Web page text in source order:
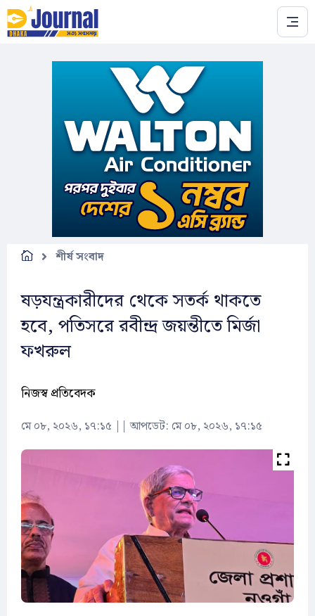
Skip to main content
শীর্ষ সংবাদ
ষড়যন্ত্রকারীদের থেকে সতর্ক থাকতে
হবে, পতিসরে রবীন্দ্র জয়ন্তীতে মির্জা
ফখরুল
নিজস্ব প্রতিবেদক
মে ০৮, ২০২৬, ১৭:১৫ ||আপডেট: মে ০৮, ২০২৬, ১৭:১৫